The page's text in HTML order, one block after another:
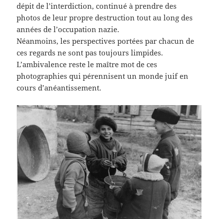
dépit de l’interdiction, continué à prendre des
photos de leur propre destruction tout au long des
années de l’occupation nazie.
Néanmoins, les perspectives portées par chacun de
ces regards ne sont pas toujours limpides.
L’ambivalence reste le maître mot de ces
photographies qui pérennisent un monde juif en
cours d’anéantissement.